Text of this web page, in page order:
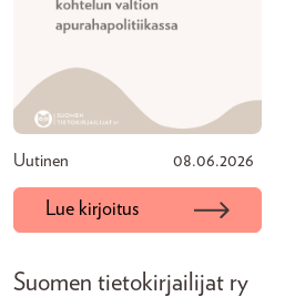
Uutinen 08.06.2026
Lue kirjoitus
Suomen tietokirjailijat ry